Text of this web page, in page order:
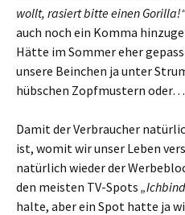
wollt, rasiert bitte einen
auch noch ein Komma
Hätte im Sommer eher
unsere Beinchen ja unter
hübschen Zopfmustern
Damit der Verbraucher
ist, womit wir unser Leben
natürlich wieder der
den meisten TV-Spots
halte, aber ein Spot hatte ja